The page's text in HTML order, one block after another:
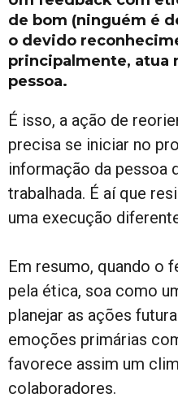
de bom (ninguém é
o devido
principalmente, atua
pessoa.
É isso, a ação de
precisa se iniciar no
informação da pessoa
trabalhada. É aí que
uma execução
Em resumo, quando o
pela ética, soa como
planejar as ações
emoções primárias
favorece assim um
colaboradores.